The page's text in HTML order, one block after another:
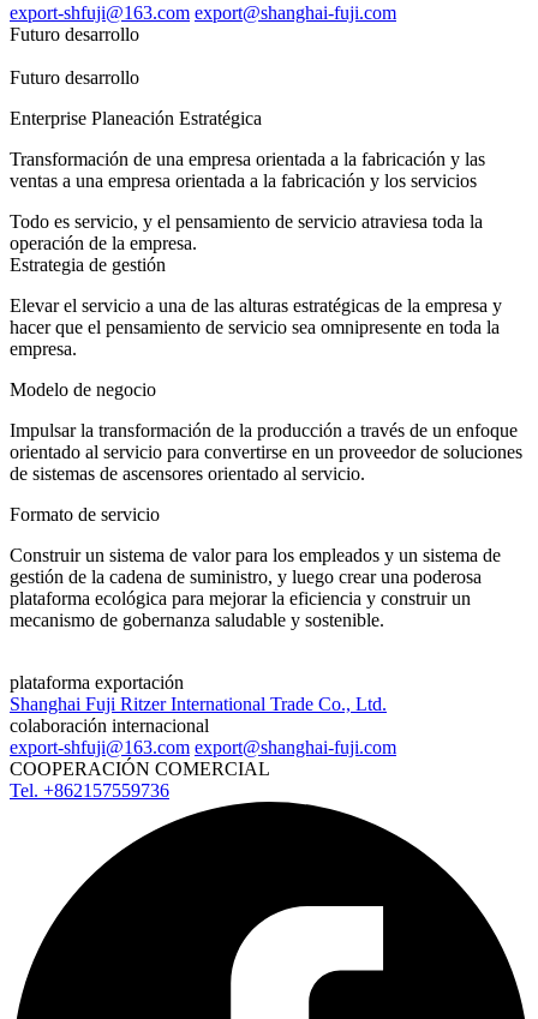
export-shfuji@163.com export@shanghai-fuji.com
Futuro desarrollo
Futuro desarrollo
Enterprise Planeación Estratégica
Transformación de una empresa orientada a la fabricación y las
ventas a una empresa orientada a la fabricación y los servicios
Todo es servicio, y el pensamiento de servicio atraviesa toda la
operación de la empresa.
Estrategia de gestión
Elevar el servicio a una de las alturas estratégicas de la empresa y
hacer que el pensamiento de servicio sea omnipresente en toda la
empresa.
Modelo de negocio
Impulsar la transformación de la producción a través de un enfoque
orientado al servicio para convertirse en un proveedor de soluciones
de sistemas de ascensores orientado al servicio.
Formato de servicio
Construir un sistema de valor para los empleados y un sistema de
gestión de la cadena de suministro, y luego crear una poderosa
plataforma ecológica para mejorar la eficiencia y construir un
mecanismo de gobernanza saludable y sostenible.
plataforma exportación
Shanghai Fuji Ritzer International Trade Co., Ltd.
colaboración internacional
export-shfuji@163.com export@shanghai-fuji.com
COOPERACIÓN COMERCIAL
Tel. +862157559736